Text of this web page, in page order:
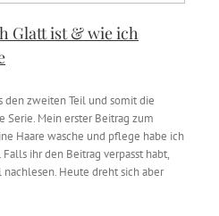
Glatt ist & wie ich
zweiten Teil und somit die
Serie. Mein erster Beitrag zum
Haare wasche und pflege habe ich
ihr den Beitrag verpasst habt,
Heute dreht sich aber